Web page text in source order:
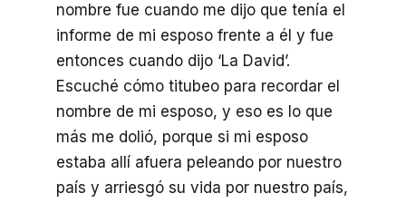
nombre fue cuando me dijo que tenía el
informe de mi esposo frente a él y fue
entonces cuando dijo ‘La David’.
Escuché cómo titubeo para recordar el
nombre de mi esposo, y eso es lo que
más me dolió, porque si mi esposo
estaba allí afuera peleando por nuestro
país y arriesgó su vida por nuestro país,